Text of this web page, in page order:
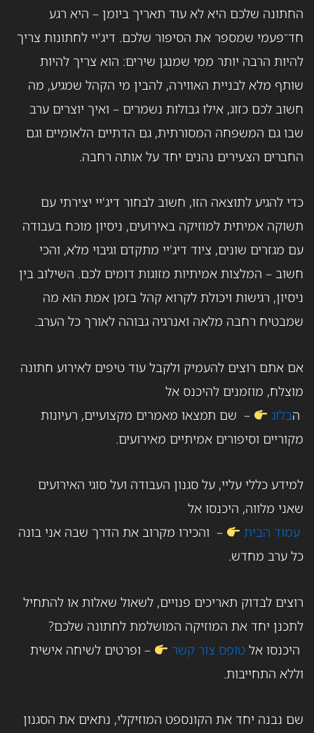
החתונה שלכם היא לא עוד תאריך ביומן – היא רגע
חד־פעמי שמספר את הסיפור שלכם. דיג'יי לחתונות צריך
להיות הרבה יותר ממי שמנגן שירים: הוא צריך להיות
שותף מלא לבניית האווירה, להבין מי הקהל שמגיע, מה
חשוב לכם כזוג, אילו גבולות נשמרים – ואיך יוצרים ערב
שבו גם המשפחה המסורתית, גם הדתיים הלאומיים וגם
החברים הצעירים נהנים יחד על אותה רחבה.
כדי להגיע לתוצאה הזו, חשוב לבחור דיג'יי יצירתי עם
תשוקה אמיתית למוזיקה באירועים, ניסיון מוכח בעבודה
עם מגזרים שונים, ציוד דיג'יי מתקדם וגיבוי מלא, והכי
חשוב – המלצות אמיתיות מזוגות דומים לכם. השילוב בין
ניסיון, רגישות ויכולת לקרוא קהל בזמן אמת הוא מה
שמבטיח רחבה מלאה ואנרגיה גבוהה לאורך כל הערב.
אם אתם רוצים להעמיק ולקבל עוד טיפים לאירוע חתונה
מוצלח, מוזמנים להיכנס אל
הבלוג
– שם תמצאו מאמרים מקצועיים, רעיונות
מקוריים וסיפורים אמיתיים מאירועים.
למידע כללי עליי, על סגנון העבודה ועל סוגי האירועים
שאני מלווה, היכנסו אל
עמוד הבית
– והכירו מקרוב את הדרך שבה אני בונה
כל ערב מחדש.
רוצים לבדוק תאריכים פנויים, לשאול שאלות או להתחיל
לתכנן יחד את המוזיקה המושלמת לחתונה שלכם?
היכנסו אל טופס צור קשר
– ופרטים לשיחה אישית
וללא התחייבות.
שם נבנה יחד את הקונספט המוזיקלי, נתאים את הסגנון